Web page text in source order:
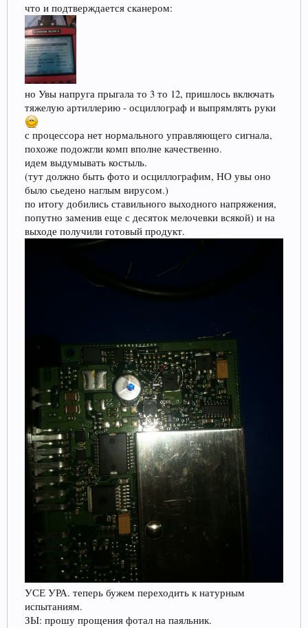
что и подтверждается сканером:
но Увы напруга прыгала то 3 то 12, пришлось включать
тяжелую артиллерию - осциллограф и выпрямлять руки
с процессора нет нормального управляющего сигнала,
похоже подожгли комп вполне качественно.
идем выдумывать костыль.
(тут должно быть фото и осциллографим, НО увы оно
было сьедено наглым вирусом.)
по итогу добились ставильного выходного напряжения,
попутно заменив еще с десяток мелочевки всякой) и на
выходе получили готовый продукт.
УСЕ УРА. теперь бужем переходить к натурным
испытаниям.
ЗЫ: прошу прощения фотал на паяльник.